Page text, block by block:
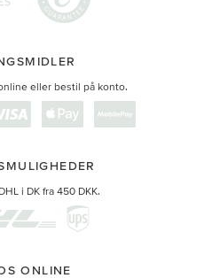
eller bestil på konto.
i DK fra 450 DKK.
ONLINE